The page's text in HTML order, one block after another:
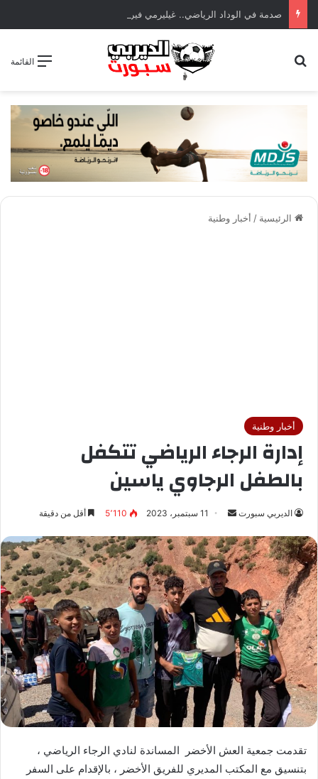
القائمة
الرئيسية / أخبار وطنية
أخبار وطنية
إدارة الرجاء الرياضي تتكفل
بالطفل الرجاوي ياسين
الديربي سبورت
س
ل
ب
ي
د
ا
ك
ت
و
ن
11 سبتمبر، 2023 5٬110 أقل من دقيقة
تقدمت جمعية العش الأخضر المساندة لنادي الرجاء الرياضي ،
بتنسيق مع المكتب المديري للفريق الأخضر ، بالإقدام على السفر